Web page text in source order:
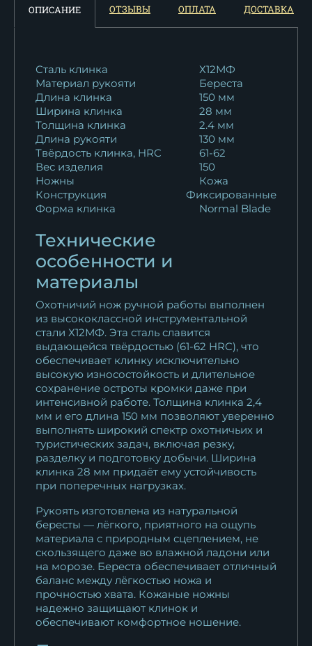
Х12МФ береста
Нож Кардинал 2 D2 береста
11 138
Нож Кардинал D2 береста
11 138
Нож Кардинал ELMAX
20 796
береста
20 711₽
11 267₽
Нож Кардинал 2 ХВ-5 береста
11 267₽
ОПИСАНИЕ ОТЗЫВЫ ОПЛАТА ДОСТАВКА
Сталь клинка
Х12МФ
Материал рукояти
Береста
Длина клинка
150 мм
Ширина клинка
28 мм
Толщина клинка
2.4 мм
Длина рукояти
130 мм
Твёрдость клинка, HRC
61-62
Вес изделия
150
Ножны
Кожа
Конструкция
Фиксированные
Форма клинка
Normal Blade
Технические
особенности и
материалы
Охотничий нож ручной работы выполнен
из высококлассной инструментальной
стали Х12МФ. Эта сталь славится
выдающейся твёрдостью (61-62 HRC), что
обеспечивает клинку исключительно
высокую износостойкость и длительное
сохранение остроты кромки даже при
интенсивной работе. Толщина клинка 2,4
мм и его длина 150 мм позволяют уверенно
выполнять широкий спектр охотничьих и
туристических задач, включая резку,
разделку и подготовку добычи. Ширина
клинка 28 мм придаёт ему устойчивость
при поперечных нагрузках.
Рукоять изготовлена из натуральной
бересты — лёгкого, приятного на ощупь
материала с природным сцеплением, не
скользящего даже во влажной ладони или
на морозе. Береста обеспечивает отличный
баланс между лёгкостью ножа и
прочностью хвата. Кожаные ножны
надежно защищают клинок и
обеспечивают комфортное ношение.